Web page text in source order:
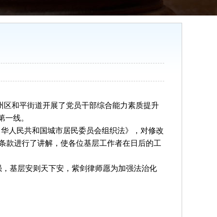
区和平街道开展了党员干部综合能力素质提升
一线。
人民共和国城市居民委员会组织法》
， 对修改
款进行了讲解 ， 使各位基层工作者在日后的工
基层安则天下安，紫剑律师愿为加强法治化